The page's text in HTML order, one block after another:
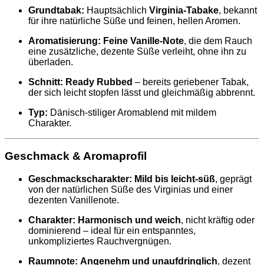
Grundtabak: Hauptsächlich Virginia‑Tabake, bekannt
für ihre natürliche Süße und feinen, hellen Aromen.
Aromatisierung: Feine Vanille‑Note, die dem Rauch
eine zusätzliche, dezente Süße verleiht, ohne ihn zu
überladen.
Schnitt: Ready Rubbed – bereits geriebener Tabak,
der sich leicht stopfen lässt und gleichmäßig abbrennt.
Typ: Dänisch‑stiliger Aromablend mit mildem
Charakter.
Geschmack & Aromaprofil
Geschmackscharakter: Mild bis leicht‑süß, geprägt
von der natürlichen Süße des Virginias und einer
dezenten Vanillenote.
Charakter: Harmonisch und weich, nicht kräftig oder
dominierend – ideal für ein entspanntes,
unkompliziertes Rauchvergnügen.
Raumnote: Angenehm und unaufdringlich, dezent